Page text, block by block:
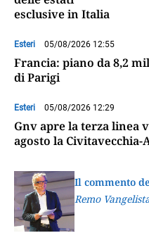
esclusive in Italia
Esteri 05/08/2026 12:55
Francia: piano da 8,2
di Parigi
Esteri 05/08/2026 12:29
Gnv apre la terza linea
agosto la Civitavecchia-
Il commento
Remo